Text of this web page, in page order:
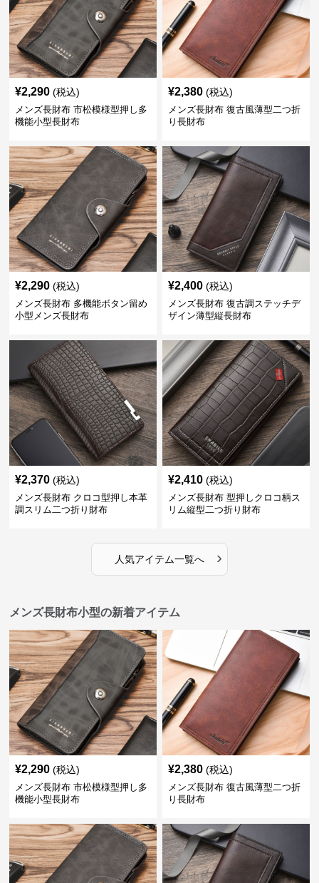
¥2,290 (税込)
メンズ長財布 市松模様型押し多
機能小型長財布
¥2,380 (税込)
メンズ長財布 復古風薄型二つ折
り長財布
¥2,290 (税込)
メンズ長財布 多機能ボタン留め
小型メンズ長財布
¥2,400 (税込)
メンズ長財布 復古調ステッチデ
ザイン薄型縦長財布
¥2,370 (税込)
メンズ長財布 クロコ型押し本革
調スリム二つ折り財布
¥2,410 (税込)
メンズ長財布 型押しクロコ柄ス
リム縦型二つ折り財布
人気アイテム一覧へ ›
メンズ長財布小型の新着アイテム
¥2,290 (税込)
メンズ長財布 市松模様型押し多
機能小型長財布
¥2,380 (税込)
メンズ長財布 復古風薄型二つ折
り長財布